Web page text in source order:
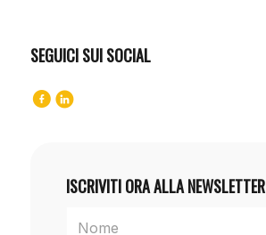
SEGUICI SUI SOCIAL
ISCRIVITI ORA ALLA NEWSLETTER